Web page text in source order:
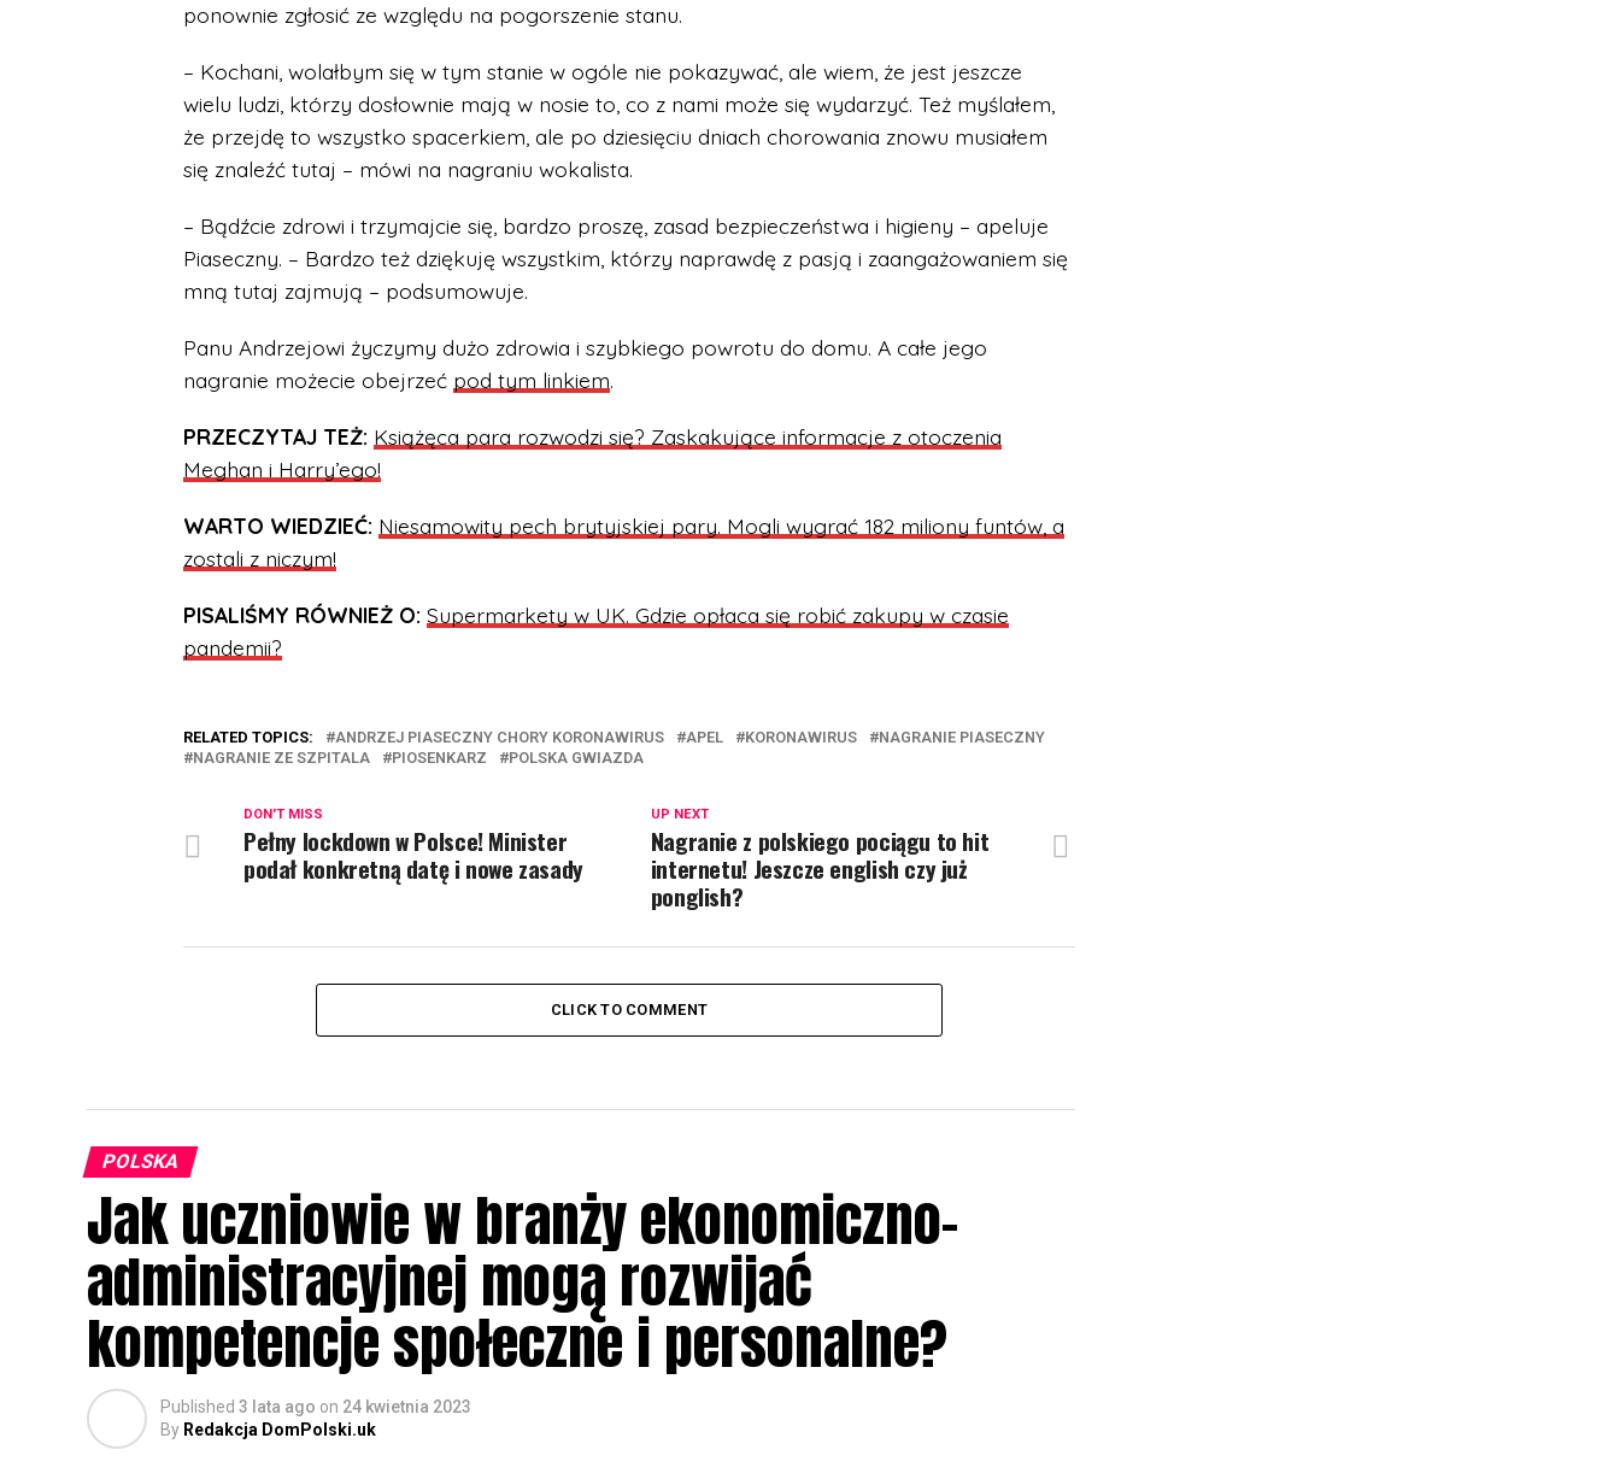
ponownie zgłosić ze względu na pogorszenie stanu.
– Kochani, wolałbym się w tym stanie w ogóle nie pokazywać, ale wiem, że jest jeszcze
wielu ludzi, którzy dosłownie mają w nosie to, co z nami może się wydarzyć. Też myślałem,
że przejdę to wszystko spacerkiem, ale po dziesięciu dniach chorowania znowu musiałem
się znaleźć tutaj – mówi na nagraniu wokalista.
– Bądźcie zdrowi i trzymajcie się, bardzo proszę, zasad bezpieczeństwa i higieny – apeluje
Piaseczny. – Bardzo też dziękuję wszystkim, którzy naprawdę z pasją i zaangażowaniem się
mną tutaj zajmują – podsumowuje.
Panu Andrzejowi życzymy dużo zdrowia i szybkiego powrotu do domu. A całe jego
nagranie możecie obejrzeć pod tym linkiem.
PRZECZYTAJ TEŻ: Książęca para rozwodzi się? Zaskakujące informacje z otoczenia
Meghan i Harry’ego!
WARTO WIEDZIEĆ: Niesamowity pech brytyjskiej pary. Mogli wygrać 182 miliony funtów, a
zostali z niczym!
PISALIŚMY RÓWNIEŻ O: Supermarkety w UK. Gdzie opłaca się robić zakupy w czasie
pandemii?
RELATED TOPICS: ANDRZEJ PIASECZNY CHORY KORONAWIRUS APEL KORONAWIRUS
NAGRANIE PIASECZNY
NAGRANIE ZE SZPITALA
PIOSENKARZ POLSKA GWIAZDA
UP NEXT
Nagranie z polskiego pociągu to hit
internetu! Jeszcze english czy już
ponglish?
DON'T MISS
Pełny lockdown w Polsce! Minister
podał konkretną datę i nowe zasady
CLICK TO COMMENT
POLSKA
Jak uczniowie w branży ekonomiczno-
administracyjnej mogą rozwijać
kompetencje społeczne i personalne?
Published 3 lata ago on 24 kwietnia 2023
By Redakcja DomPolski.uk